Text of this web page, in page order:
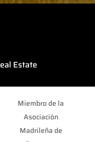
Estate
Miembro de la
Asociación
Madrileña de